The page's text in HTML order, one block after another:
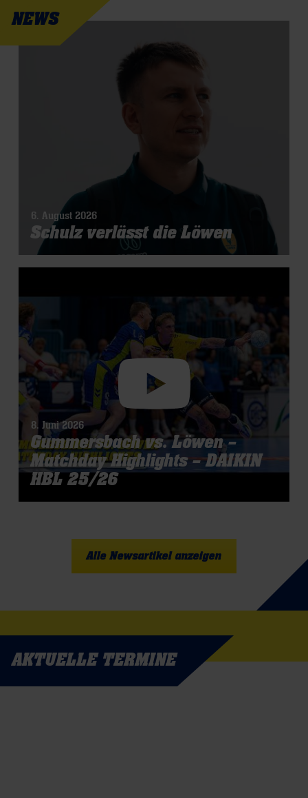
NEWS
6. August 2026
Schulz verlässt die Löwen
8. Juni 2026
Gummersbach vs. Löwen –
Matchday Highlights – DAIKIN
HBL 25/26
Alle Newsartikel anzeigen
AKTUELLE TERMINE